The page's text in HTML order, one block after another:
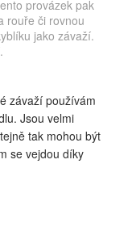
provázek pak
rouře či rovnou
jako závaží.
závaží používám
Jsou velmi
tak mohou být
se vejdou díky